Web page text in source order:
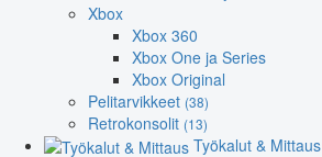
Xbox
Xbox 360
Xbox One ja Series
Xbox Original
Pelitarvikkeet (38)
Retrokonsolit (13)
Työkalut & Mittaus